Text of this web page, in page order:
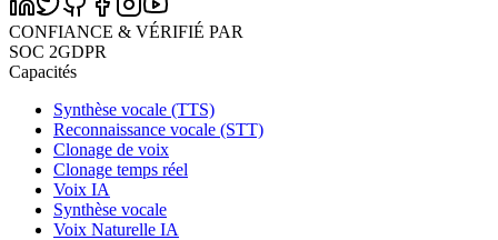
CONFIANCE & VÉRIFIÉ PAR
SOC 2GDPR
Capacités
Synthèse vocale (TTS)
Reconnaissance vocale (STT)
Clonage de voix
Clonage temps réel
Voix IA
Synthèse vocale
Voix Naturelle IA